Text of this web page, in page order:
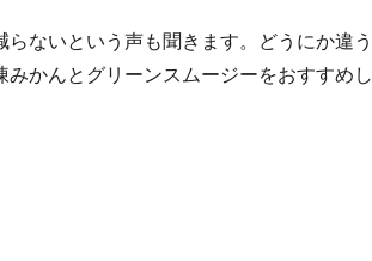
ないという声も聞きます。どうにか違う
かんとグリーンスムージーをおすすめし